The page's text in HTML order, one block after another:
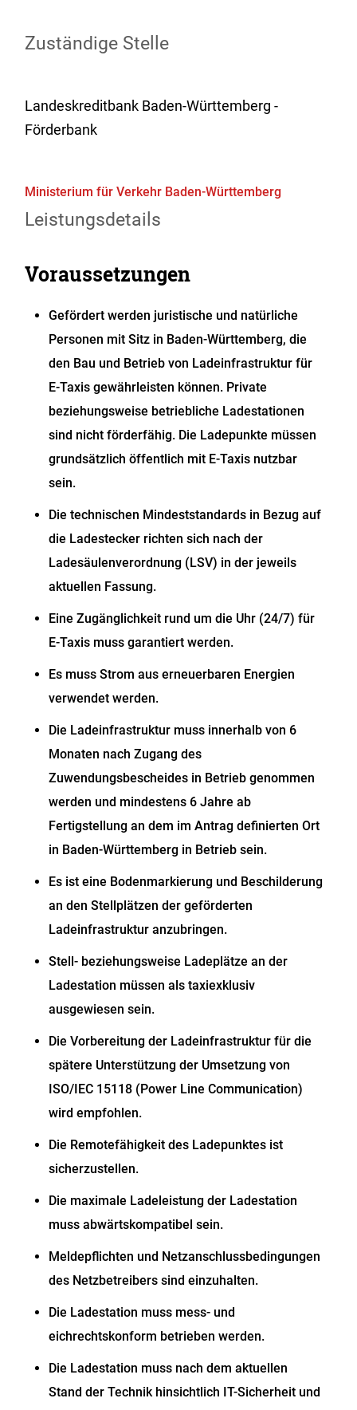
Zuständige Stelle
Landeskreditbank Baden-Württemberg -
Förderbank
Ministerium für Verkehr Baden-Württemberg
Leistungsdetails
Voraussetzungen
Gefördert werden juristische und natürliche
Personen mit Sitz in Baden-Württemberg, die
den Bau und Betrieb von Ladeinfrastruktur für
E-Taxis gewährleisten können. Private
beziehungsweise betriebliche Ladestationen
sind nicht förderfähig. Die Ladepunkte müssen
grundsätzlich öffentlich mit E-Taxis nutzbar
sein.
Die technischen Mindeststandards in Bezug auf
die Ladestecker richten sich nach der
Ladesäulenverordnung (LSV) in der jeweils
aktuellen Fassung.
Eine Zugänglichkeit rund um die Uhr (24/7) für
E-Taxis muss garantiert werden.
Es muss Strom aus erneuerbaren Energien
verwendet werden.
Die Ladeinfrastruktur muss innerhalb von 6
Monaten nach Zugang des
Zuwendungsbescheides in Betrieb genommen
werden und mindestens 6 Jahre ab
Fertigstellung an dem im Antrag definierten Ort
in Baden-Württemberg in Betrieb sein.
Es ist eine Bodenmarkierung und Beschilderung
an den Stellplätzen der geförderten
Ladeinfrastruktur anzubringen.
Stell- beziehungsweise Ladeplätze an der
Ladestation müssen als taxiexklusiv
ausgewiesen sein.
Die Vorbereitung der Ladeinfrastruktur für die
spätere Unterstützung der Umsetzung von
ISO/IEC 15118 (Power Line Communication)
wird empfohlen.
Die Remotefähigkeit des Ladepunktes ist
sicherzustellen.
Die maximale Ladeleistung der Ladestation
muss abwärtskompatibel sein.
Meldepflichten und Netzanschlussbedingungen
des Netzbetreibers sind einzuhalten.
Die Ladestation muss mess- und
eichrechtskonform betrieben werden.
Die Ladestation muss nach dem aktuellen
Stand der Technik hinsichtlich IT-Sicherheit und